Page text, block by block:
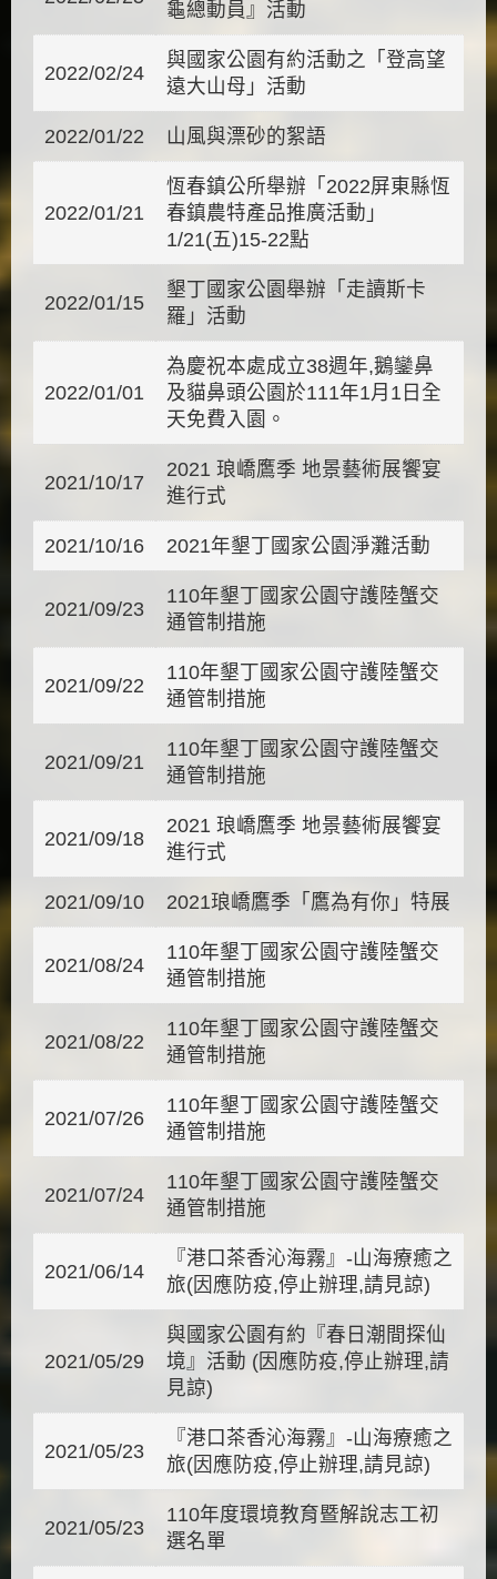
龜總動員』活動
2022/02/24
與國家公園有約活動之「登高望
遠大山母」活動
2022/01/22 山風與漂砂的絮語
2022/01/21
恆春鎮公所舉辦「2022屏東縣恆
春鎮農特產品推廣活動」
1/21(五)15-22點
2022/01/15
墾丁國家公園舉辦「走讀斯卡
羅」活動
2022/01/01
為慶祝本處成立38週年,鵝鑾鼻
及貓鼻頭公園於111年1月1日全
天免費入園。
2021/10/17
2021 琅嶠鷹季 地景藝術展饗宴
進行式
2021/10/16 2021年墾丁國家公園淨灘活動
2021/09/23
110年墾丁國家公園守護陸蟹交
通管制措施
2021/09/22
110年墾丁國家公園守護陸蟹交
通管制措施
2021/09/21
110年墾丁國家公園守護陸蟹交
通管制措施
2021/09/18
2021 琅嶠鷹季 地景藝術展饗宴
進行式
2021/09/10 2021琅嶠鷹季「鷹為有你」特展
2021/08/24
110年墾丁國家公園守護陸蟹交
通管制措施
2021/08/22
110年墾丁國家公園守護陸蟹交
通管制措施
2021/07/26
110年墾丁國家公園守護陸蟹交
通管制措施
2021/07/24
110年墾丁國家公園守護陸蟹交
通管制措施
2021/06/14
『港口茶香沁海霧』-山海療癒之
旅(因應防疫,停止辦理,請見諒)
2021/05/29
與國家公園有約『春日潮間探仙
境』活動 (因應防疫,停止辦理,請
見諒)
2021/05/23
『港口茶香沁海霧』-山海療癒之
旅(因應防疫,停止辦理,請見諒)
2021/05/23
110年度環境教育暨解說志工初
選名單